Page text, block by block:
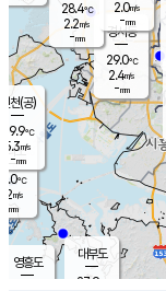
의도
℃
m/s
mm
영흥도
대부도
27.9
경서동
29.0℃
2.4m/s
-mm
28.4℃
2.2m/s
-mm
2.0m/s
-mm
인천(공)
29.9℃
5.3m/s
-mm